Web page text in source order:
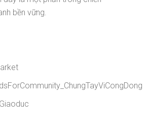
bền vững.